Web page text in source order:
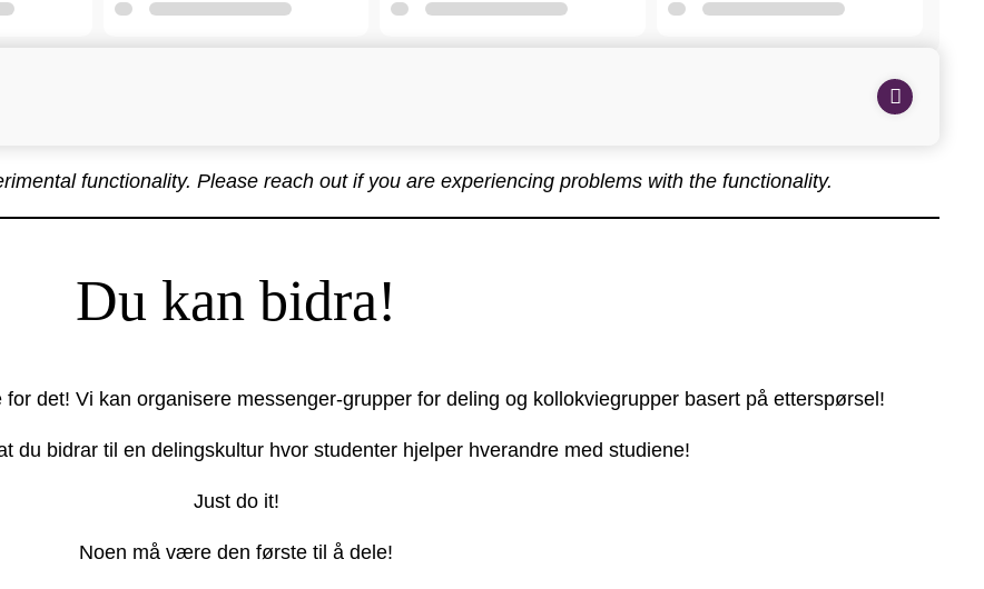
functionality. Please reach out if you are experiencing problems with the functionality.
Du kan bidra!
det! Vi kan organisere messenger-grupper for deling og kollokviegrupper basert på etterspørsel!
du bidrar til en delingskultur hvor studenter hjelper hverandre med studiene!
Just do it!
Noen må være den første til å dele!